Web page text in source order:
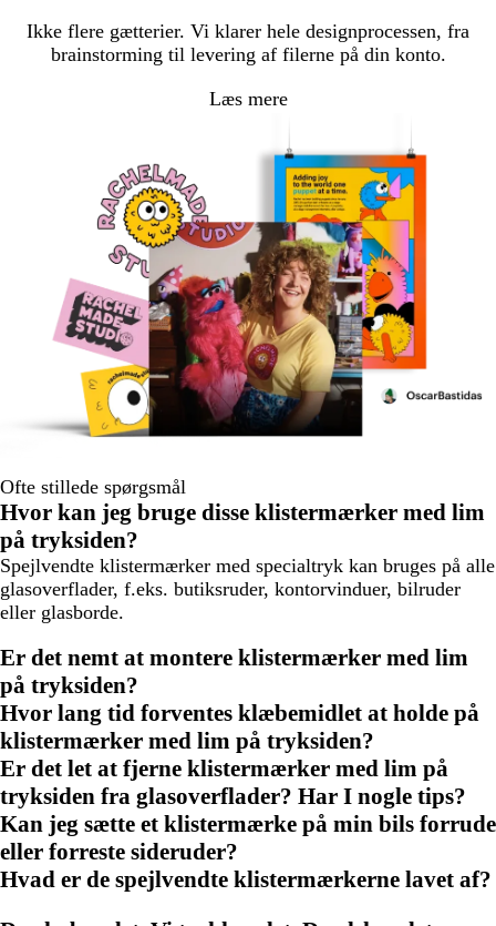
Ikke flere gætterier. Vi klarer hele designprocessen, fra
brainstorming til levering af filerne på din konto.
Læs mere
Ofte stillede spørgsmål
Hvor kan jeg bruge disse klistermærker med lim
på tryksiden?
Spejlvendte klistermærker med specialtryk kan bruges på alle
glasoverflader, f.eks. butiksruder, kontorvinduer, bilruder
eller glasborde.
Er det nemt at montere klistermærker med lim
på tryksiden?
Hvor lang tid forventes klæbemidlet at holde på
klistermærker med lim på tryksiden?
Er det let at fjerne klistermærker med lim på
tryksiden fra glasoverflader? Har I nogle tips?
Kan jeg sætte et klistermærke på min bils forrude
eller forreste sideruder?
Hvad er de spejlvendte klistermærkerne lavet af?